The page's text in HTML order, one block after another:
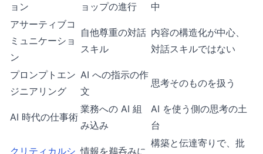
ョン
ョップの進行
中
アサーティブコ
ミュニケーショ
ン
自他尊重の対話
スキル
内容の構造化が中心、
対話スキルではない
プロンプトエン
ジニアリング
AI への指示の作
文
思考そのものを扱う
AI 時代の仕事術
業務への AI 組
み込み
AI を使う側の思考の土
台
クリティカルシ 情報を鵜呑みに
構築と伝達寄りで、批